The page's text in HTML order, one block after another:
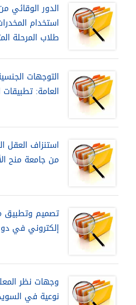
الدور الوقائي
استخدام
طلاب المرحلة
التوجهات
العامة: تطبيقات
استنزاف العقل
من جامعة منح
تصميم وتطبيق
إلكتروني في
وجهات نظر
نوعية في